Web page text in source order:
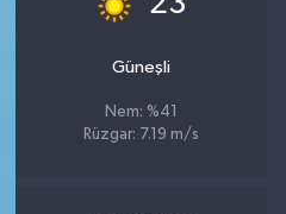
Güneşli
Nem: %41
Rüzgar: 7.19 m/s